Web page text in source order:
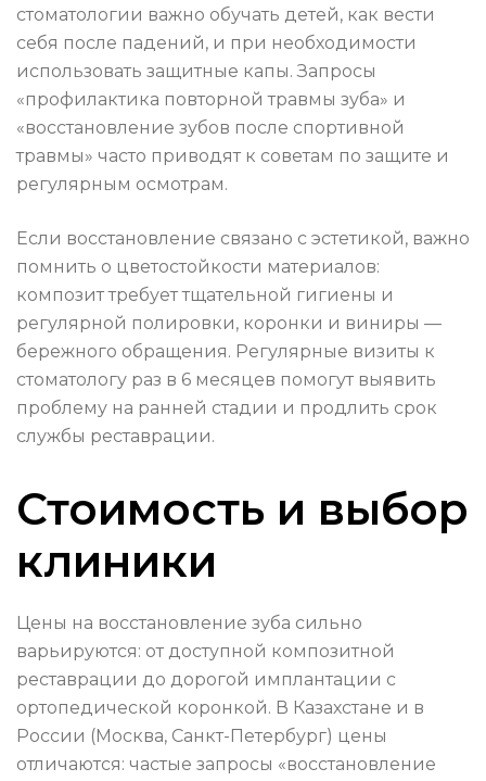
стоматологии важно обучать детей, как вести
себя после падений, и при необходимости
использовать защитные капы. Запросы
«профилактика повторной травмы зуба» и
«восстановление зубов после спортивной
травмы» часто приводят к советам по защите и
регулярным осмотрам.
Если восстановление связано с эстетикой, важно
помнить о цветостойкости материалов:
композит требует тщательной гигиены и
регулярной полировки, коронки и виниры —
бережного обращения. Регулярные визиты к
стоматологу раз в 6 месяцев помогут выявить
проблему на ранней стадии и продлить срок
службы реставрации.
Стоимость и выбор
клиники
Цены на восстановление зуба сильно
варьируются: от доступной композитной
реставрации до дорогой имплантации с
ортопедической коронкой. В Казахстане и в
России (Москва, Санкт-Петербург) цены
отличаются: частые запросы «восстановление